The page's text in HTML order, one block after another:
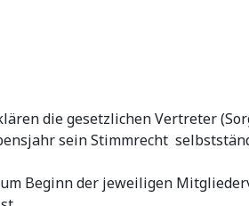
die gesetzlichen Vertreter
sein Stimmrecht
Beginn der jeweiligen